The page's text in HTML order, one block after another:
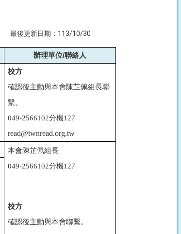
最後更新日期：113/10/30
辦理單位/聯絡人
校方
確認後主動與本會陳芷佩組長聯
繫。
049-2566102分機127
read@twnread.org.tw
本會陳芷佩組長
049-2566102分機127
校方
確認後主動與本會聯繫。